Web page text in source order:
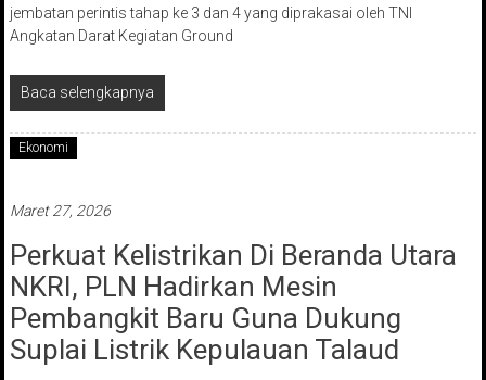
jembatan perintis tahap ke 3 dan 4 yang diprakasai oleh TNI
Angkatan Darat Kegiatan Ground
Baca selengkapnya
Ekonomi
Maret 27, 2026
Perkuat Kelistrikan Di Beranda Utara
NKRI, PLN Hadirkan Mesin
Pembangkit Baru Guna Dukung
Suplai Listrik Kepulauan Talaud